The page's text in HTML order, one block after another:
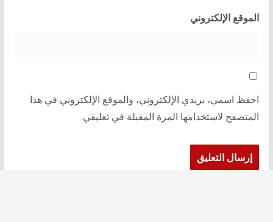
الموقع الإلكتروني
احفظ اسمي، بريدي الإلكتروني، والموقع الإلكتروني في هذا
المتصفح لاستخدامها المرة المقبلة في تعليقي.